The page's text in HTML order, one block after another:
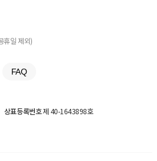
휴일 제외)
FAQ
상표등록번호제 40-1643898호